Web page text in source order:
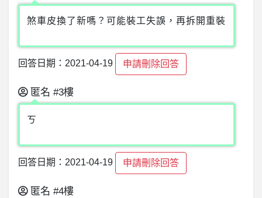
煞車皮換了新嗎？可能裝工失誤，再拆開重裝
回答日期：2021-04-19 申請刪除回答
匿名 #3樓
ㄎ
回答日期：2021-04-19 申請刪除回答
匿名 #4樓